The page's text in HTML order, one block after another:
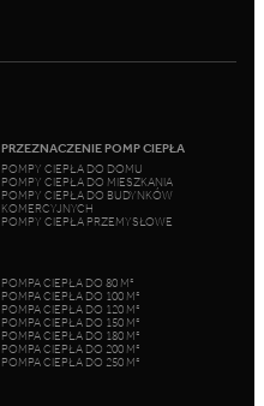
PRZEZNACZENIE POMP CIEPŁA
POMPY CIEPŁA DO DOMU
POMPY CIEPŁA DO MIESZKANIA
POMPY CIEPŁA DO BUDYNKÓW
KOMERCYJNYCH
POMPY CIEPŁA PRZEMYSŁOWE
POMPA CIEPŁA DO 80 M²
POMPA CIEPŁA DO 100 M²
POMPA CIEPŁA DO 120 M²
POMPA CIEPŁA DO 150 M²
POMPA CIEPŁA DO 180 M²
POMPA CIEPŁA DO 200 M²
POMPA CIEPŁA DO 250 M²